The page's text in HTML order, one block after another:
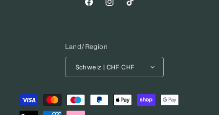
FacebookInstagramTikTok
Land/Region
Schweiz | CHF CHF